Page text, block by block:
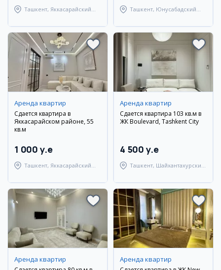
Ташкент, Яккасарайский
Ташкент, Юнусабадский
Аренда квартир
Сдается квартира в
Яккасарайском районе, 55
кв.м
1 000 y.e
Ташкент, Яккасарайский
Аренда квартир
Сдается квартира 103 кв.м в
ЖК Boulevard, Tashkent City
4 500 y.e
Ташкент, Шайхантахурский
Аренда квартир Аренда квартир